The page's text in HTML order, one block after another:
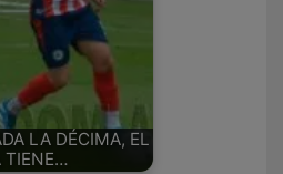
LA DÉCIMA, EL
TIENE…